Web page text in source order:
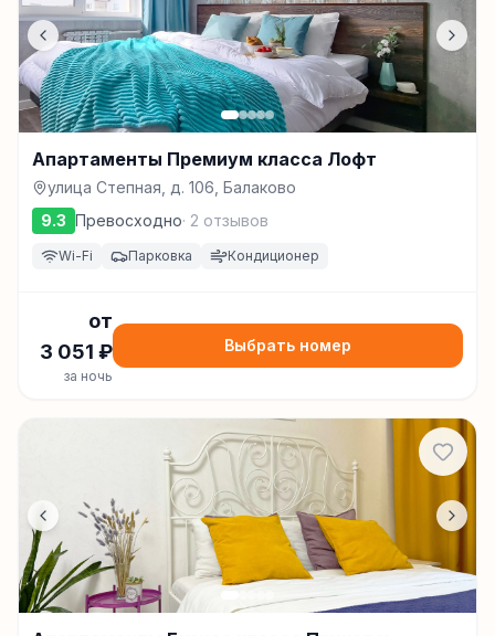
Апартаменты Премиум класса Лофт
улица Степная, д. 106, Балаково
9.3 Превосходно· 2 отзывов
Wi-Fi Парковка Кондиционер
от
3 051 ₽
за ночь
Выбрать номер